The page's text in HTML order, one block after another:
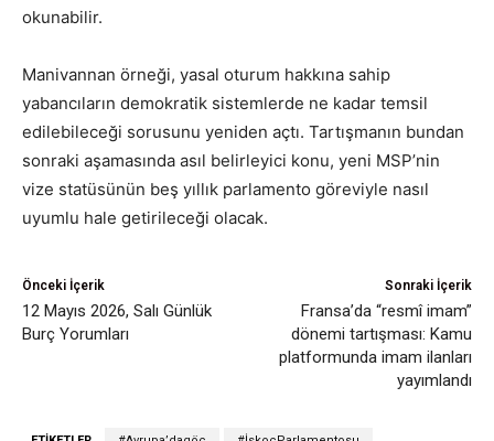
okunabilir.
Manivannan örneği, yasal oturum hakkına sahip
yabancıların demokratik sistemlerde ne kadar temsil
edilebileceği sorusunu yeniden açtı. Tartışmanın bundan
sonraki aşamasında asıl belirleyici konu, yeni MSP’nin
vize statüsünün beş yıllık parlamento göreviyle nasıl
uyumlu hale getirileceği olacak.
Önceki İçerik
12 Mayıs 2026, Salı Günlük
Burç Yorumları
Sonraki İçerik
Fransa’da “resmî imam”
dönemi tartışması: Kamu
platformunda imam ilanları
yayımlandı